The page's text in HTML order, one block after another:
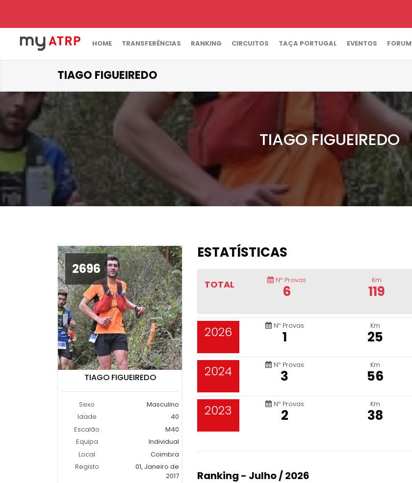
HOME TRANSFERÊNCIAS RANKING CIRCUITOS TAÇA PORTUGAL EVENTOS FORUM
TIAGO FIGUEIREDO
TIAGO FIGUEIREDO
2696
TIAGO FIGUEIREDO
Sexo
Masculino
Idade
40
Escalão
M40
Equipa
Individual
Local
Coimbra
Registo
01, Janeiro de
2017
ESTATÍSTICAS
TOTAL Nº Provas
6
Km
119
2026 Nº Provas
1
Km
25
2024 Nº Provas
3
Km
56
2023 Nº Provas
2
Km
38
Ranking - Julho / 2026